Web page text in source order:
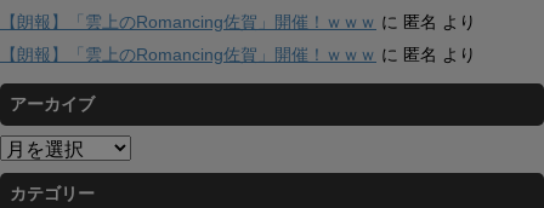
【朗報】「雲上のRomancing佐賀」開催！ｗｗｗ に 匿名 より
【朗報】「雲上のRomancing佐賀」開催！ｗｗｗ に 匿名 より
アーカイブ
ア
ー
カカテゴリー